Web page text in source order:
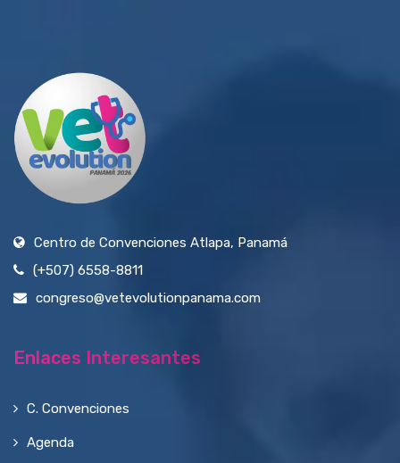
Centro de Convenciones Atlapa, Panamá
(+507) 6558-8811
congreso@vetevolutionpanama.com
Enlaces Interesantes
C. Convenciones
Agenda